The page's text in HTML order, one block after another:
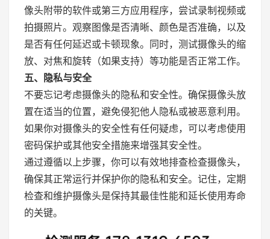
像头附带的软件或第三方应用程序，尝试录制视频或
拍摄照片。观察图像是否清晰、颜色是否准确，以及
是否有任何延迟或卡顿现象。同时，测试摄像头的缩
放、对焦和旋转（如果支持）等功能是否正常工作。
五、隐私与安全
不要忘记考虑摄像头的隐私和安全性。确保摄像头放
置在适当的位置，避免侵犯他人隐私或被恶意利用。
如果你对摄像头的安全性有任何疑虑，可以考虑使用
密码保护或其他安全措施来增强其安全性。
通过遵循以上步骤，你可以有效地排查检查摄像头，
确保其正常运行并保护你的隐私和安全。记住，定期
检查和维护摄像头是保持其最佳性能和延长使用寿命
的关键。